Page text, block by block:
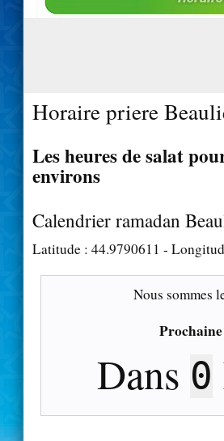
Horaire priere
Les heures de salat
environs
Calendrier ramadan
Latitude : 44.9790611 -
Nous sommes
Dans 0